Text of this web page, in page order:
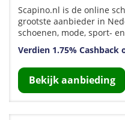
Scapino.nl is de online
grootste aanbieder in
schoenen, mode, sport-
Verdien 1.75% Cashback
Bekijk aanbieding